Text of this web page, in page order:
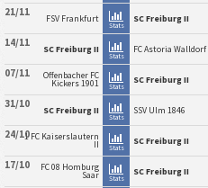
21/11 FSV Frankfurt
Stats
SC Freiburg II
14/11 SC Freiburg II
Stats
FC Astoria Walldorf
07/11 Offenbacher FC
Kickers 1901 Stats
SC Freiburg II
31/10 SC Freiburg II
Stats
SSV Ulm 1846
24/101 FC Kaiserslautern
II Stats
SC Freiburg II
17/10 FC 08 Homburg
Saar Stats
SC Freiburg II